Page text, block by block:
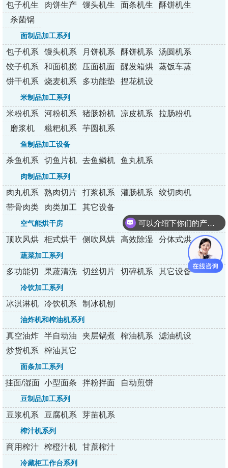
包子机生
产线
肉饼生产
馒头机生
面条机生
酥饼机生
杀菌锅
面制品加工系列
包子机系
列
馒头机系
列
月饼机系
列
酥饼机系
列
汤圆机系
列
饺子机系
列
和面机搅
拌机
压面机面
条机
醒发箱烘
烤炉
蒸饭车蒸
饼干机系
列
烧麦机系
列
多功能垫
捏花机设
米制品加工系列
米粉机系
列
河粉机系
列
猪肠粉机
系列
凉皮机系
拉肠粉机
磨浆机
糍粑机系
列
芋圆机系
鱼制品加工设备
杀鱼机系
列
切鱼片机
系列
去鱼鳞机
鱼丸机系
肉制品加工系列
肉丸机系
列
熟肉切片
机系列
打浆机系
列
灌肠机系
绞切肉机
带骨肉类
加工设备
肉类加工
设备
其它设备
空气能烘干房
顶吹风烘
干房
柜式烘干
房
侧吹风烘
高效除湿
分体式烘
蔬菜加工系列
多功能切
菜机
果蔬清洗
机
切丝切片
切碎机系
其它设备
冷饮加工系列
冰淇淋机
系列
冷饮机系
列
制冰机刨
油炸机和榨油机系列
真空油炸
机
半自动油
炸机
夹层锅煮
榨油机系
滤油机设
炒货机系
列
榨油其它
配套设备
面条加工系列
挂面/湿面
面条机
小型面条
机
拌粉拌面
自动煎饼
豆制品加工系列
豆浆机系
列
豆腐机系
列
芽苗机系
榨汁机系列
商用榨汁
机
榨橙汁机
甘蔗榨汁
冷藏柜工作台系列
可以介绍下你们的产品么？